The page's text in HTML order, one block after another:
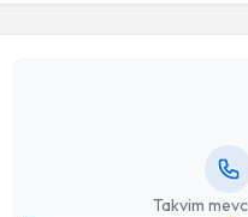
Takvim
Dr. Ayşegül Ellialtıoğlu